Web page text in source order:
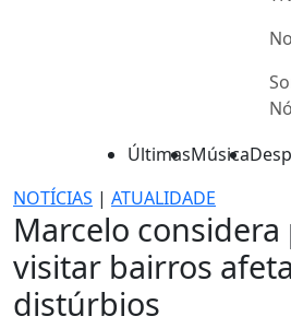
ÚltimasMúsica
NOTÍCIAS | ATUALIDADE
Marcelo
visitar bairros
distúrbios